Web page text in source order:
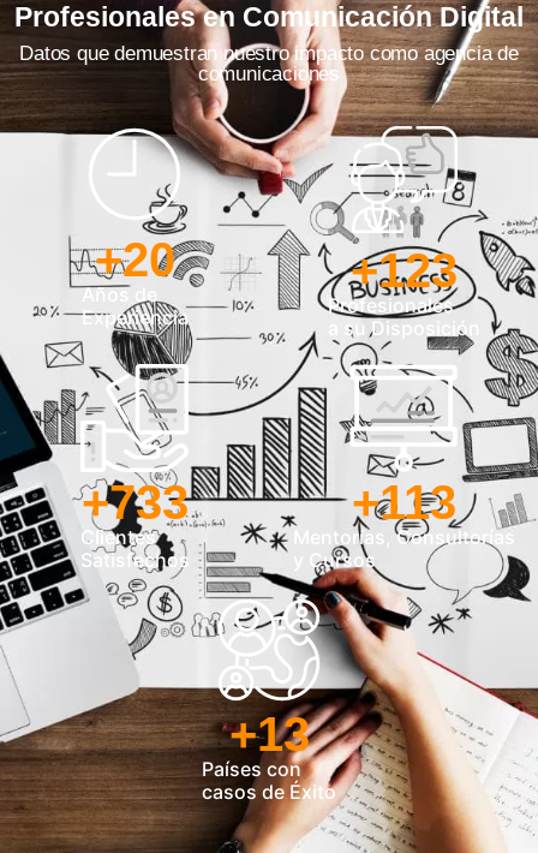
Profesionales en Comunicación Digital
Datos que demuestran nuestro impacto como agencia de
comunicaciones
Años de
Experiencia
+20
Profesionales
a su Disposición
+123
Clientes
Satisfechos
+733
Mentorías, Consultorías
y Cursos
+113
Países con
casos de Éxito
+13